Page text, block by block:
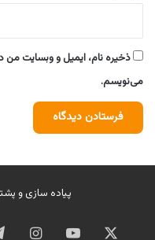
ذخیره نام، ایمیل و وبسایت من
می‌نویسم.
پیاده سازی و
ایکس یوتیوب